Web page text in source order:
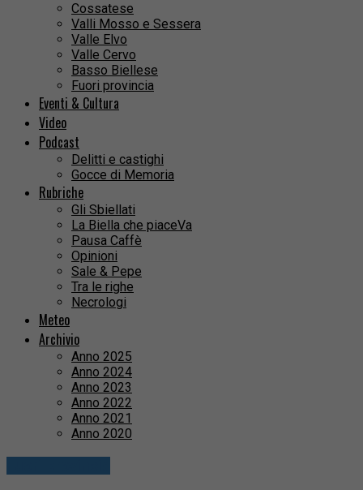
Cossatese
Valli Mosso e Sessera
Valle Elvo
Valle Cervo
Basso Biellese
Fuori provincia
Eventi & Cultura
Video
Podcast
Delitti e castighi
Gocce di Memoria
Rubriche
Gli Sbiellati
La Biella che piaceVa
Pausa Caffè
Opinioni
Sale & Pepe
Tra le righe
Necrologi
Meteo
Archivio
Anno 2025
Anno 2024
Anno 2023
Anno 2022
Anno 2021
Anno 2020